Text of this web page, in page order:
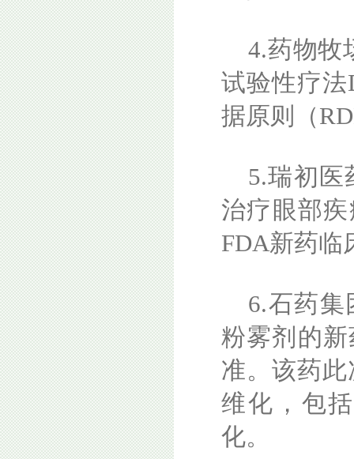
4.药物牧
试验性疗法
据原则（
5.瑞初医
治疗眼部
FDA新药临
6.石药集
粉雾剂的
准。该药
维化，包
化。